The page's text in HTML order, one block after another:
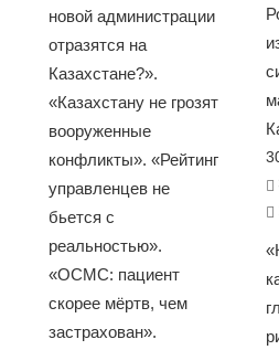
новой администрации
отразятся на
Казахстане?».
«Казахстану не грозят
вооруженные
конфликты». «Рейтинг
управленцев не
бьется с
реальностью».
«ОСМС: пациент
скорее мёртв, чем
застрахован».